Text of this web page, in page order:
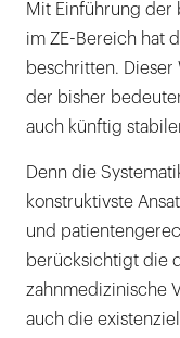
Versorgung
Wettbewerb
Degression
Schluss
QM als
Mit Einführung der
im ZE-Bereich hat
beschritten. Dieser
der bisher
auch künftig
Denn die
konstruktivste
und
berücksichtigt die
zahnmedizinische
auch die